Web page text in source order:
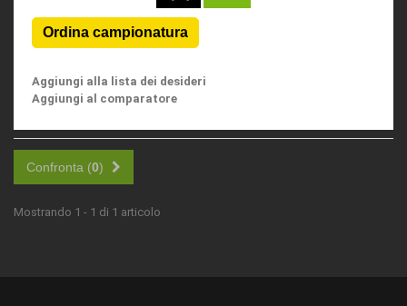
Aggiungi alla lista dei desideri
Aggiungi al comparatore
Confronta (0)
Mostrando 1 - 1 di 1 articolo